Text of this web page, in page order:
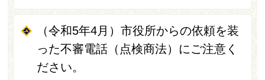
（令和5年4月）市役所からの依頼を装
った不審電話（点検商法）にご注意く
ださい。